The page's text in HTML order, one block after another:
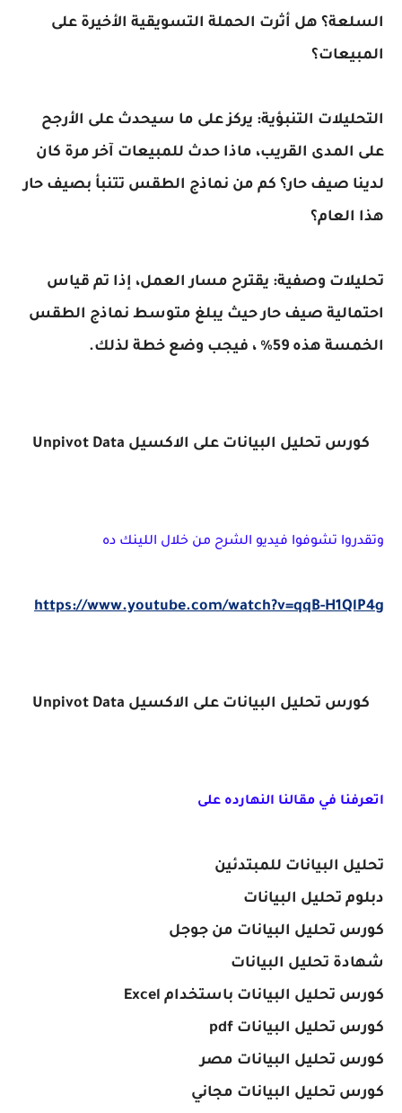
السلعة؟ هل أثرت الحملة التسويقية الأخيرة على
المبيعات؟
التحليلات التنبؤية: يركز على ما سيحدث على الأرجح
على المدى القريب، ماذا حدث للمبيعات آخر مرة كان
لدينا صيف حار؟ كم من نماذج الطقس تتنبأ بصيف حار
هذا العام؟
تحليلات وصفية: يقترح مسار العمل، إذا تم قياس
احتمالية صيف حار حيث يبلغ متوسط ​​نماذج الطقس
الخمسة هذه 59٪ ، فيجب وضع خطة لذلك.
كورس تحليل البيانات على الاكسيل Unpivot Data
وتقدروا تشوفوا فيديو الشرح من خلال اللينك ده
https://www.youtube.com/watch?v=qqB-H1QlP4g
كورس تحليل البيانات على الاكسيل Unpivot Data
اتعرفنا في مقالنا النهارده على
تحليل البيانات للمبتدئين
دبلوم تحليل البيانات
كورس تحليل البيانات من جوجل
شهادة تحليل البيانات
كورس تحليل البيانات باستخدام Excel
كورس تحليل البيانات pdf
كورس تحليل البيانات مصر
كورس تحليل البيانات مجاني